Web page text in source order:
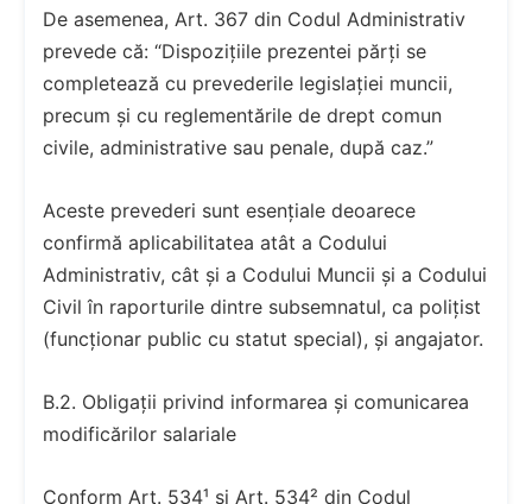
De asemenea, Art. 367 din Codul Administrativ
prevede că: “Dispozițiile prezentei părți se
completează cu prevederile legislației muncii,
precum și cu reglementările de drept comun
civile, administrative sau penale, după caz.”
Aceste prevederi sunt esențiale deoarece
confirmă aplicabilitatea atât a Codului
Administrativ, cât și a Codului Muncii și a Codului
Civil în raporturile dintre subsemnatul, ca polițist
(funcționar public cu statut special), și angajator.
B.2. Obligații privind informarea și comunicarea
modificărilor salariale
Conform Art. 534¹ și Art. 534² din Codul